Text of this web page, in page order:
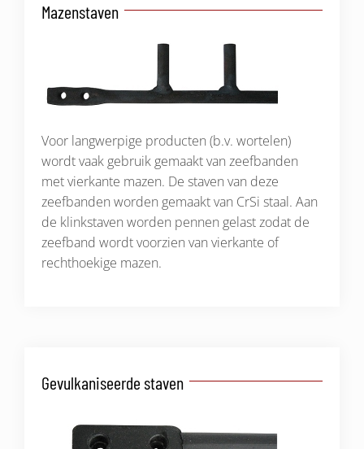
Mazenstaven
Voor langwerpige producten (b.v. wortelen)
wordt vaak gebruik gemaakt van zeefbanden
met vierkante mazen. De staven van deze
zeefbanden worden gemaakt van CrSi staal. Aan
de klinkstaven worden pennen gelast zodat de
zeefband wordt voorzien van vierkante of
rechthoekige mazen.
Gevulkaniseerde staven